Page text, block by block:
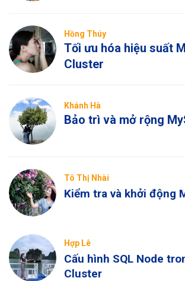
Hồng Thúy
Tối ưu hóa hiệu suất
Cluster
Khánh Hà
Bảo trì và mở rộng
Tô Thị Nhài
Kiểm tra và khởi động
Hợp Lê
Cấu hình SQL Node
Cluster